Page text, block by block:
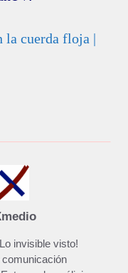
la cuerda floja |
invisible visto!
comunicación